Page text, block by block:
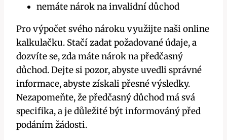
nemáte nárok na invalidní důchod
Pro výpočet svého nároku využijte naši online
kalkulačku. Stačí zadat požadované údaje, a
dozvíte se, zda máte nárok na předčasný
důchod. Dejte si pozor, abyste uvedli správné
informace, abyste získali přesné výsledky.
Nezapomeňte, že předčasný důchod má svá
specifika, a je důležité být informováný před
podáním žádosti.